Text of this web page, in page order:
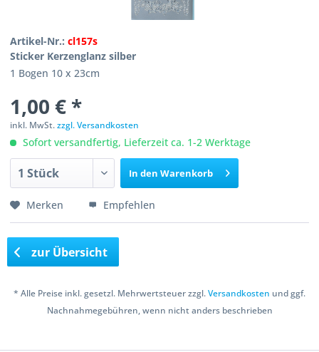
Artikel-Nr.:cl157s
Sticker Kerzenglanz silber
1 Bogen 10 x 23cm
1,00 € *
inkl. MwSt.zzgl. Versandkosten
Sofort versandfertig, Lieferzeit ca. 1-2 Werktage
In den Warenkorb
Merken Empfehlen
zur Übersicht
* Alle Preise inkl. gesetzl. Mehrwertsteuer zzgl.Versandkosten und ggf.
Nachnahmegebühren, wenn nicht anders beschrieben